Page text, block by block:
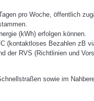
pro Woche, öffentlich
(kWh) erfolgen können.
(kontaktloses Bezahlen zB
der RVS (Richtlinien und
sowie im